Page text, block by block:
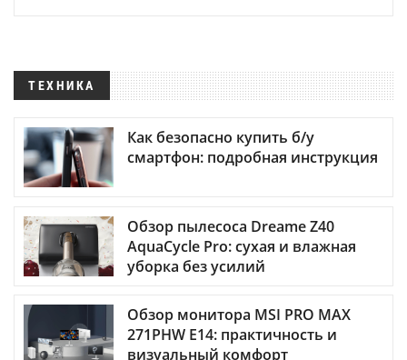
ТЕХНИКА
Как безопасно купить б/у
смартфон: подробная инструкция
Обзор пылесоса Dreame Z40
AquaCycle Pro: сухая и влажная
уборка без усилий
Обзор монитора MSI PRO MAX
271PHW E14: практичность и
визуальный комфорт